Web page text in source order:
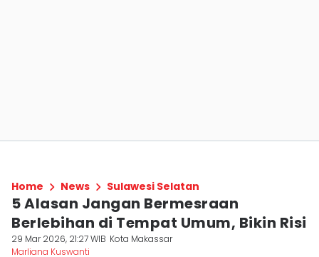
Home News Sulawesi Selatan
5 Alasan Jangan Bermesraan
Berlebihan di Tempat Umum, Bikin Risi
29 Mar 2026, 21:27 WIB Kota Makassar
Marliana Kuswanti